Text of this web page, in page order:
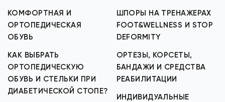
КОМФОРТНАЯ И
ОРТОПЕДИЧЕСКАЯ
ОБУВЬ
КАК ВЫБРАТЬ
ОРТОПЕДИЧЕСКУЮ
ОБУВЬ И СТЕЛЬКИ ПРИ
ДИАБЕТИЧЕСКОЙ СТОПЕ?
ШПОРЫ НА ТРЕНАЖЕРАХ
FOOT&WELLNESS И STOP
DEFORMITY
ОРТЕЗЫ, КОРСЕТЫ,
БАНДАЖИ И СРЕДСТВА
РЕАБИЛИТАЦИИ
ИНДИВИДУАЛЬНЫЕ